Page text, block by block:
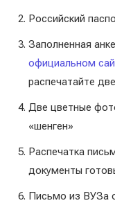
Российский
Заполненная
официальном
распечатайте
Две цветные
«шенген»
Распечатка
документы
Письмо из ВУЗа